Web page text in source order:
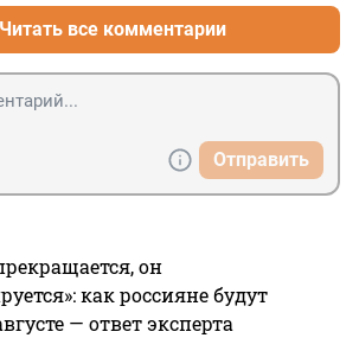
Читать все комментарии
Отправить
он
как россияне будут
— ответ эксперта